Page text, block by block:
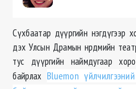
Сүхбаатар дүүргийн нэгдүгээр
дэх Улсын Драмын нрдмийн
тус дүүргийн наймдугаар
байрлах Bluemon